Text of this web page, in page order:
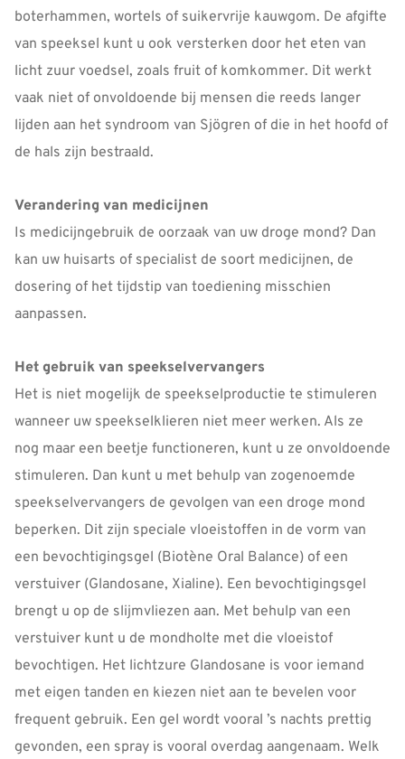
boterhammen, wortels of suikervrije kauwgom. De afgifte
van speeksel kunt u ook versterken door het eten van
licht zuur voedsel, zoals fruit of komkommer. Dit werkt
vaak niet of onvoldoende bij mensen die reeds langer
lijden aan het syndroom van Sjögren of die in het hoofd of
de hals zijn bestraald.
Verandering van medicijnen
Is medicijngebruik de oorzaak van uw droge mond? Dan
kan uw huisarts of specialist de soort medicijnen, de
dosering of het tijdstip van toediening misschien
aanpassen.
Het gebruik van speekselvervangers
Het is niet mogelijk de speekselproductie te stimuleren
wanneer uw speekselklieren niet meer werken. Als ze
nog maar een beetje functioneren, kunt u ze onvoldoende
stimuleren. Dan kunt u met behulp van zogenoemde
speekselvervangers de gevolgen van een droge mond
beperken. Dit zijn speciale vloeistoffen in de vorm van
een bevochtigingsgel (Biotène Oral Balance) of een
verstuiver (Glandosane, Xialine). Een bevochtigingsgel
brengt u op de slijmvliezen aan. Met behulp van een
verstuiver kunt u de mondholte met die vloeistof
bevochtigen. Het lichtzure Glandosane is voor iemand
met eigen tanden en kiezen niet aan te bevelen voor
frequent gebruik. Een gel wordt vooral ’s nachts prettig
gevonden, een spray is vooral overdag aangenaam. Welk